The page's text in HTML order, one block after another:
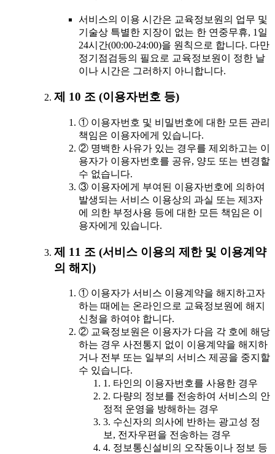
서비스의 이용 시간은 교육정보원의 업무 및
기술상 특별한 지장이 없는 한 연중무휴, 1일
24시간(00:00-24:00)을 원칙으로 합니다. 다만
정기점검등의 필요로 교육정보원이 정한 날
이나 시간은 그러하지 아니합니다.
제 10 조 (이용자번호 등)
① 이용자번호 및 비밀번호에 대한 모든 관리
책임은 이용자에게 있습니다.
② 명백한 사유가 있는 경우를 제외하고는 이
용자가 이용자번호를 공유, 양도 또는 변경할
수 없습니다.
③ 이용자에게 부여된 이용자번호에 의하여
발생되는 서비스 이용상의 과실 또는 제3자
에 의한 부정사용 등에 대한 모든 책임은 이
용자에게 있습니다.
제 11 조 (서비스 이용의 제한 및 이용계약
의 해지)
① 이용자가 서비스 이용계약을 해지하고자
하는 때에는 온라인으로 교육정보원에 해지
신청을 하여야 합니다.
② 교육정보원은 이용자가 다음 각 호에 해당
하는 경우 사전통지 없이 이용계약을 해지하
거나 전부 또는 일부의 서비스 제공을 중지할
수 있습니다.
1. 타인의 이용자번호를 사용한 경우
2. 다량의 정보를 전송하여 서비스의 안
정적 운영을 방해하는 경우
3. 수신자의 의사에 반하는 광고성 정
보, 전자우편을 전송하는 경우
4. 정보통신설비의 오작동이나 정보 등